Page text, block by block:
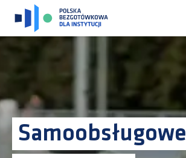
Samoobsługowe